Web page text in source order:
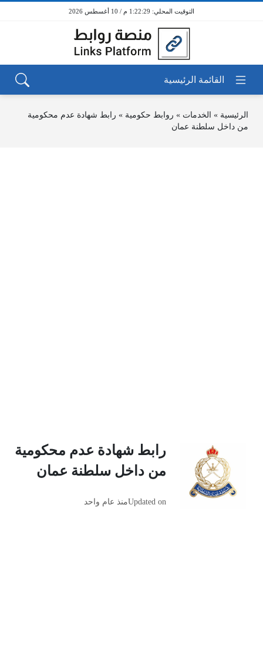
1:22:29 م / 10 أغسطس 2026
الرئيسية » الخدمات » روابط حكومية » رابط شهادة عدم محكومية
من داخل سلطنة عمان
رابط شهادة عدم محكومية
من داخل سلطنة عمان
Updated onمنذ عام واحد